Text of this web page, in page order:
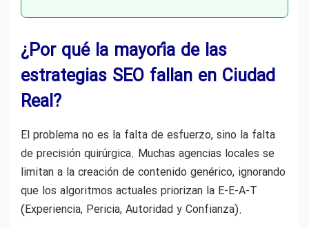
¿Por qué la mayoría de las
estrategias SEO fallan en Ciudad
Real?
El problema no es la falta de esfuerzo, sino la falta
de precisión quirúrgica. Muchas agencias locales se
limitan a la creación de contenido genérico, ignorando
que los algoritmos actuales priorizan la E-E-A-T
(Experiencia, Pericia, Autoridad y Confianza).